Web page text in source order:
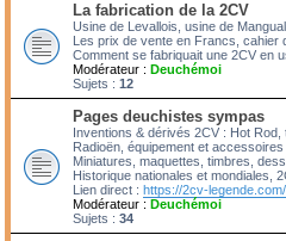
La fabrication de la 2CV
Usine de Levallois, usine de
Les prix de vente en Francs, cahier
Comment se fabriquait une 2CV en
Modérateur : Deuchémoi
Sujets : 12
Pages deuchistes sympas
Inventions & dérivés 2CV : Hot
Radioën, équipement et
Miniatures, maquettes, timbres,
Historique nationales et mondiales,
Lien direct : https://2cv-
Modérateur : Deuchémoi
Sujets : 34